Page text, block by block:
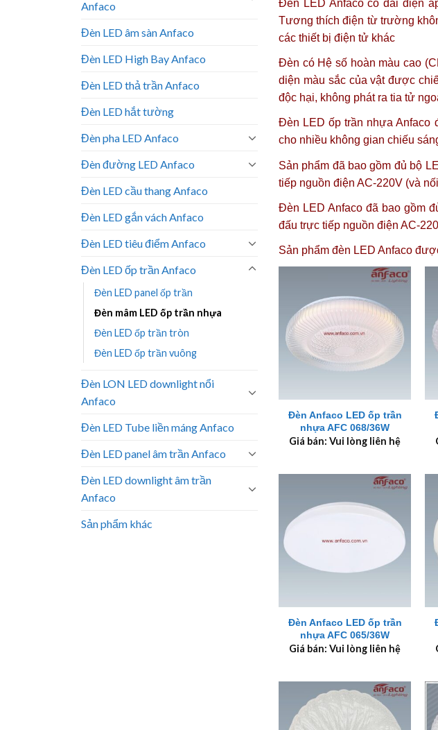
Anfaco
Đèn LED âm sàn Anfaco
Đèn LED High Bay Anfaco
Đèn LED thả trần Anfaco
Đèn LED hắt tường
Đèn pha LED Anfaco
Đèn đường LED Anfaco
Đèn LED cầu thang Anfaco
Đèn LED gắn vách Anfaco
Đèn LED tiêu điểm Anfaco
Đèn LED ốp trần Anfaco
Đèn LED panel ốp trần
Đèn mâm LED ốp trần nhựa
Đèn LED ốp trần tròn
Đèn LED ốp trần vuông
Đèn LON LED downlight nổi
Anfaco
Đèn LED Tube liền máng Anfaco
Đèn LED panel âm trần Anfaco
Đèn LED downlight âm trần
Anfaco
Sản phẩm khác
Đèn LED Anfaco có dải điện
Tương thích điện từ trường
các thiết bị điện tử khác
Đèn có Hệ số hoàn màu cao
diện màu sắc của vật được
độc hại, không phát ra tia tử
Đèn LED ốp trần nhựa Anfaco
cho nhiều không gian chiếu
Sản phẩm đã bao gồm đủ bộ
tiếp nguồn điện AC-220V (và
Đèn LED Anfaco đã bao gồm
đấu trực tiếp nguồn điện AC-
Sản phẩm đèn LED Anfaco
Đèn Anfaco LED ốp trần
nhựa AFC 068/36W
Giá bán: Vui lòng liên hệ
Đèn Anfaco LED ốp trần
nhựa AFC 065/36W
Giá bán: Vui lòng liên hệ